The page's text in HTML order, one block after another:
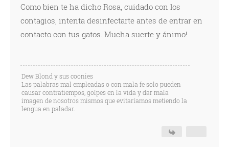
Como bien te ha dicho Rosa, cuidado con los
contagios, intenta desinfectarte antes de entrar en
contacto con tus gatos. Mucha suerte y ánimo!
Dew Blond y sus coonies
Las palabras mal empleadas o con mala fe solo pueden
causar contratiempos, golpes en la vida y dar mala
imagen de nosotros mismos que evitaríamos metiendo la
lengua en paladar.